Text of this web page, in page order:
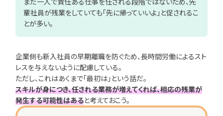
輩社員が残業をしていても「先に帰っていいよ」と促されるこ
とが多い。
企業側も新入社員の早期離職を防ぐため、長時間労働によるスト
レスを与えないように配慮している。
ただし、これはあくまで「最初は」という話だ。
スキルが身につき、任される業務が増えてくれば、相応の残業が
発生する可能性はあると考えておこう。